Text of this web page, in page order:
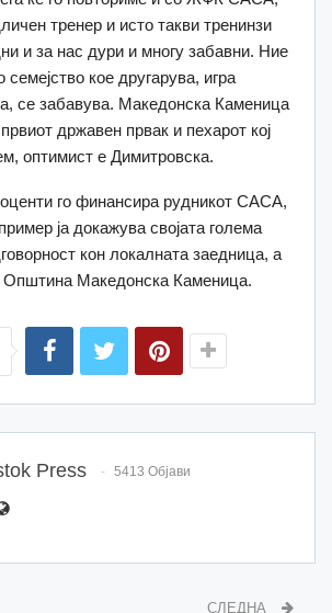
тренер и исто такви тренинзи
и за нас дури и многу забавни. Ние
кое другарува, игра
се забавува. Македонска Каменица
државен првак и пехарот кој
оптимист е Димитровска.
го финансира рудникот САСА,
ја докажува својата голема
кон локалната заедница, а
Македонска Каменица.
Press 5413 Објави
СЛЕДНА